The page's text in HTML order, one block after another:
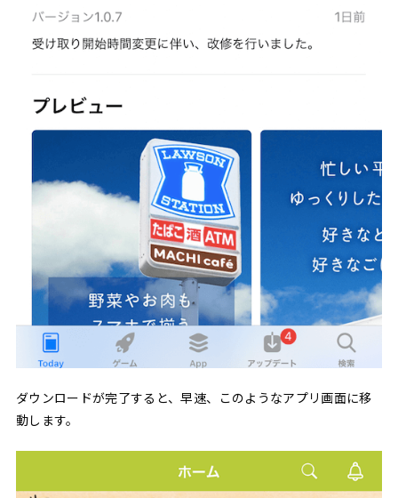
ダウンロードが完了すると、早速、このようなアプリ画面に移
動します。